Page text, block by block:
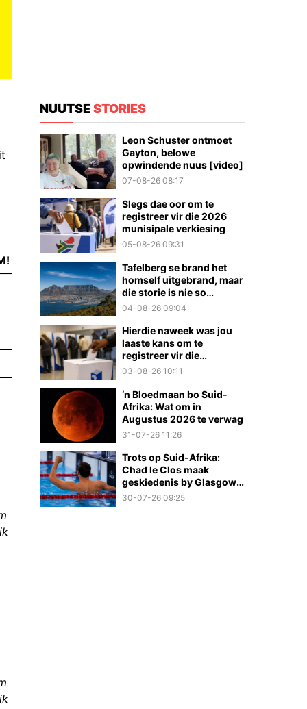
NUUTSESTORIES
Leon Schuster ontmoet
Gayton, belowe
opwindende nuus [video]
07-08-26 08:17
Slegs dae oor om te
registreer vir die 2026
munisipale verkiesing
05-08-26 09:31
Tafelberg se brand het
homself uitgebrand, maar
die storie is nie so
eenvoudig nie
04-08-26 09:04
Hierdie naweek was jou
laaste kans om te
registreer vir die
munisipale verkiesings
03-08-26 10:11
‘n Bloedmaan bo Suid-
Afrika: Wat om in
Augustus 2026 te verwag
31-07-26 11:26
Trots op Suid-Afrika:
Chad le Clos maak
geskiedenis by Glasgow
2026
30-07-26 09:25